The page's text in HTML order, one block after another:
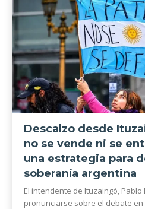
Descalzo desde
no se vende ni se
una estrategia para
soberanía argentina
El intendente de Ituzaingó, Pablo
pronunciarse sobre el debate